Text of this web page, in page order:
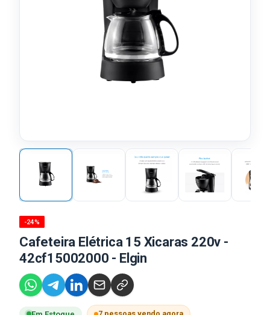
-24%
Cafeteira Elétrica 15 Xicaras 220v -
42cf15002000 - Elgin